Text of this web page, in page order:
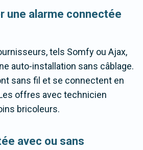
une alarme connectée
tels Somfy ou Ajax,
auto-installation sans câblage.
sans fil et se connectent en
offres avec technicien
bricoleurs.
avec ou sans